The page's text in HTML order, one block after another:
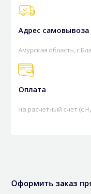
Адрес самовывоза
Амурская область,
Оплата
на расчетный счет (с
Оформить заказ